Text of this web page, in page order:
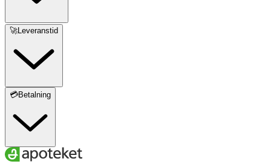
🚀Leveranstid
💳Betalning